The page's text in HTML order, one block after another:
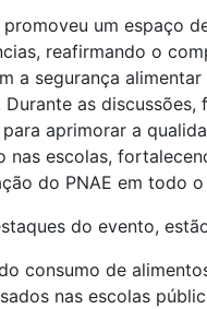
um espaço
reafirmando o
a segurança
Durante as discussões,
aprimorar a
nas escolas,
do PNAE em todo o
do evento,
consumo de
nas escolas